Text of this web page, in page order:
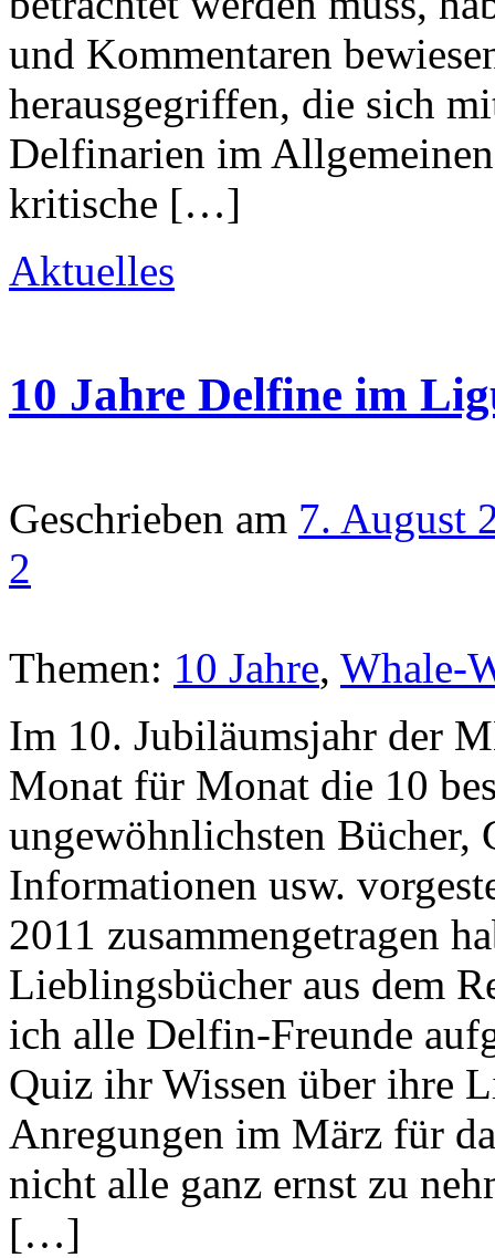
und Kommentaren
herausgegriffen, die sich
Delfinarien im
kritische […]
Aktuelles
10 Jahre Delfine im
Geschrieben am 7. August
2
Themen: 10 Jahre, Whale-
Im 10. Jubiläumsjahr der
Monat für Monat die 10
ungewöhnlichsten Bücher,
Informationen usw.
2011 zusammengetragen
Lieblingsbücher aus dem
ich alle Delfin-Freunde
Quiz ihr Wissen über ihre
Anregungen im März für
nicht alle ganz ernst zu
[…]